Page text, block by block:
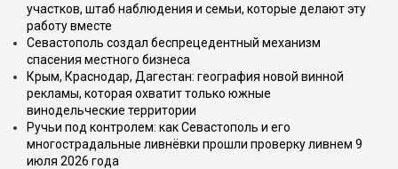
участков, штаб наблюдения и семьи, которые делают эту
работу вместе
Севастополь создал беспрецедентный механизм
спасения местного бизнеса
Крым, Краснодар, Дагестан: география новой винной
рекламы, которая охватит только южные
винодельческие территории
Ручьи под контролем: как Севастополь и его
многострадальные ливнёвки прошли проверку ливнем 9
июля 2026 года